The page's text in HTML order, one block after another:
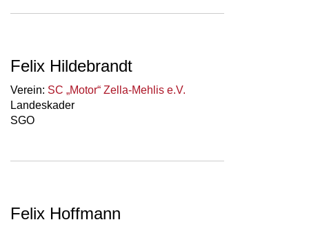
Felix Hildebrandt
Verein: SC „Motor“ Zella-Mehlis e.V.
Landeskader
SGO
Felix Hoffmann